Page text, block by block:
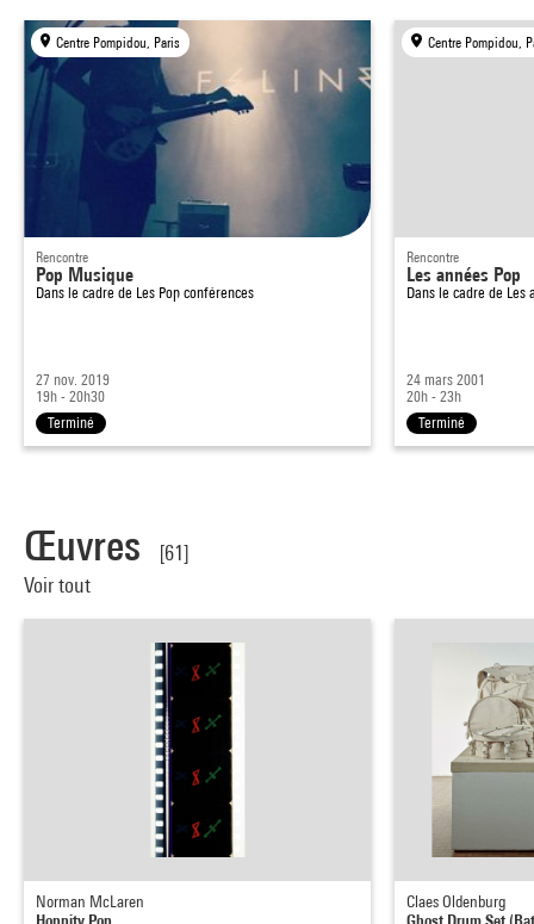
Centre Pompidou, Paris
Rencontre
Pop Musique
Dans le cadre de Les Pop conférences
27 nov. 2019
19h - 20h30
Terminé
Centre Pompidou,
Rencontre
Les années Pop
Dans le cadre de Les
24 mars 2001
20h - 23h
Terminé
Œuvres
[61]
Voir tout
Norman McLaren
Hoppity Pop
Claes Oldenburg
Ghost Drum Set